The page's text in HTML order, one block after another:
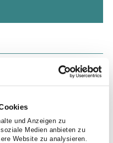
und Anzeigen zu
Medien anbieten zu
Website zu analysieren.